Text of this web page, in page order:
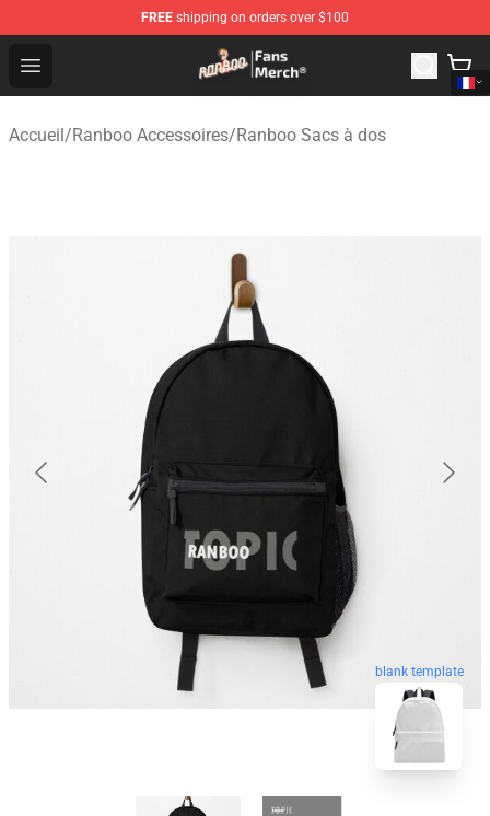
FREE shipping on orders over $100
Open menu
Ranboo Store - Official Ranboo Merchandise Shop
Accueil/Ranboo Accessoires/Ranboo Sacs à dos
blank template